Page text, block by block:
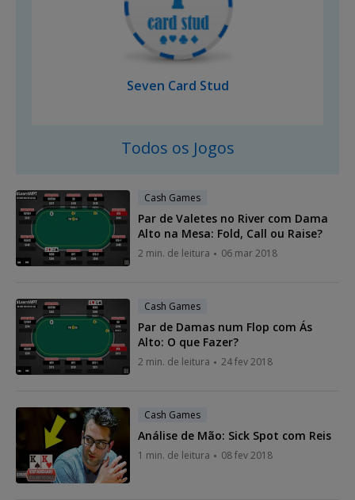
Seven Card Stud
Todos os Jogos
Cash Games
Par de Valetes no River com Dama
Alto na Mesa: Fold, Call ou Raise?
2 min. de leitura 06 mar 2018
Cash Games
Par de Damas num Flop com Ás
Alto: O que Fazer?
2 min. de leitura 24 fev 2018
Cash Games
Análise de Mão: Sick Spot com Reis
1 min. de leitura 08 fev 2018